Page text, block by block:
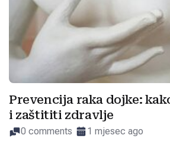
Prevencija raka dojke:
i zaštititi zdravlje
0 comments 1 mjesec ago